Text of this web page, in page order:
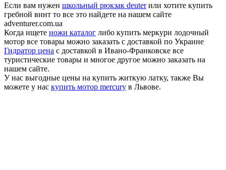
Если вам нужен школьный рюкзак deuterили хотите купить
гребной винт то все это найдете на нашем сайте
adventurer.com.ua
Когда ищете ножи каталог либо купить меркури лодочный
мотор все товары можно заказать с доставкой по Украине
Гидратор цена с доставкой в Ивано-Франковске все
туристические товары и многое другое можно заказать на
нашем сайте.
У нас выгодные цены на купить житкую латку, также Вы
можете у нас купить мотор mercury в Львове.